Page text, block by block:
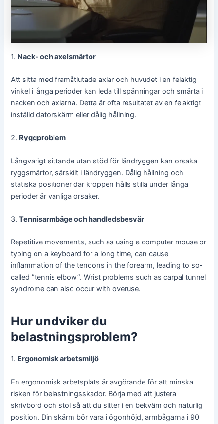
1. Nack- och axelsmärtor
Att sitta med framåtlutade axlar och huvudet i en felaktig
vinkel i långa perioder kan leda till spänningar och smärta i
nacken och axlarna. Detta är ofta resultatet av en felaktigt
inställd datorskärm eller dålig hållning.
2. Ryggproblem
Långvarigt sittande utan stöd för ländryggen kan orsaka
ryggsmärtor, särskilt i ländryggen. Dålig hållning och
statiska positioner där kroppen hålls stilla under långa
perioder är vanliga orsaker.
3.Tennisarmbåge och handledsbesvär
Repetitive movements, such as using a computer mouse or
typing on a keyboard for a long time, can cause
inflammation of the tendons in the forearm, leading to so-
called ”tennis elbow”. Wrist problems such as carpal tunnel
syndrome can also occur with overuse.
Hur undviker du
belastningsproblem?
1. Ergonomisk arbetsmiljö
En ergonomisk arbetsplats är avgörande för att minska
risken för belastningsskador. Börja med att justera
skrivbord och stol så att du sitter i en bekväm och naturlig
position. Din skärm bör vara i ögonhöjd, armbågarna i 90